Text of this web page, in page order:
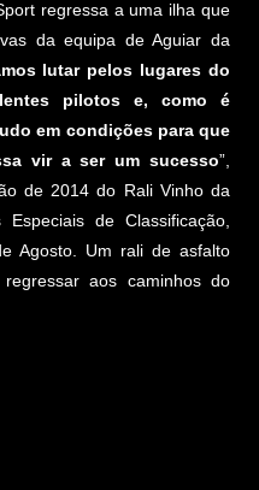
regressa a uma ilha que
da equipa de Aguiar da
lutar pelos lugares do
pilotos e, como é
em condições para que
vir a ser um sucesso”,
de 2014 do Rali Vinho da
de Classificação,
Agosto. Um rali de asfalto
aos caminhos do